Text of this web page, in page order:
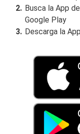
Busca la App
Google Play
Descarga la